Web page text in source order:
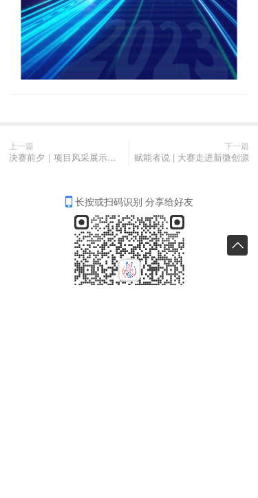
上一篇
决赛前夕｜项目风采展示：生物医药专题赛道晋级项目简介
下一篇
赋能者说 | 大赛走进新微创源
长按或扫码识别 分享给好友